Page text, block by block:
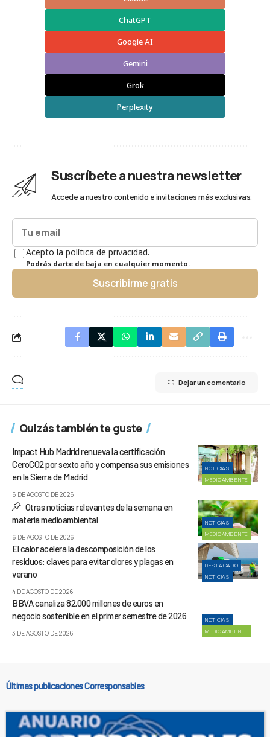
ChatGPT
Google AI
Gemini
Grok
Perplexity
Suscríbete a nuestra newsletter
Accede a nuestro contenido e invitaciones más exclusivas.
Acepto la política de privacidad.
Podrás darte de baja en cualquier momento.
Suscribirme gratis
Dejar un comentario
Quizás también te guste
NOTICIAS
MEDIOAMBIENTE
Impact Hub Madrid renueva la certificación
CeroCO2 por sexto año y compensa sus emisiones
en la Sierra de Madrid
6 DE AGOSTO DE 2026
NOTICIAS
MEDIOAMBIENTE
Otras noticias relevantes de la semana en
materia medioambiental
6 DE AGOSTO DE 2026
DESTACADO
NOTICIAS
El calor acelera la descomposición de los
residuos: claves para evitar olores y plagas en
verano
4 DE AGOSTO DE 2026
NOTICIAS
MEDIOAMBIENTE
BBVA canaliza 82.000 millones de euros en
negocio sostenible en el primer semestre de 2026
3 DE AGOSTO DE 2026
Últimas publicaciones Corresponsables